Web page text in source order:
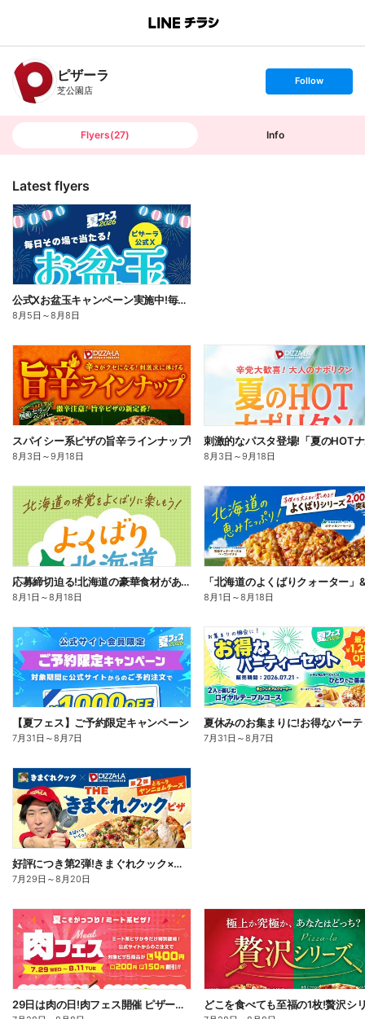
B
n
c
h
T
ピザーラ
芝公園店
s
t
o
Follow
Flyers(27) Info
Latest flyers
公式Xお盆玉キャンペーン実施中!毎日その場で2,500円分のネットクーポンがあたる!
8月5日 ～8月8日
スパイシー系ピザの旨辛ラインナップ!
8月3日 ～9月18日 8月3日 ～9月18日
応募締切迫る!北海道の豪華食材があたるプレゼントキャンペーン
8月1日 ～8月18日 8月1日 ～8月18日
【夏フェス】ご予約限定キャンペーン
7月31日 ～8月7日 7月31日 ～8月7日
好評につき第2弾!きまぐれクック×ピザーラ コラボピザ新登場
7月29日 ～8月20日
29日は肉の日!肉フェス開催 ピザーラ自慢の肉ピザが今だけお得!